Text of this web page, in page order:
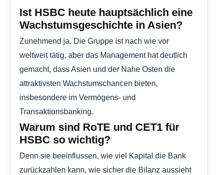
Ist HSBC heute hauptsächlich eine
Wachstumsgeschichte in Asien?
Zunehmend ja. Die Gruppe ist nach wie vor
weltweit tätig, aber das Management hat deutlich
gemacht, dass Asien und der Nahe Osten die
attraktivsten Wachstumschancen bieten,
insbesondere im Vermögens- und
Transaktionsbanking.
Warum sind RoTE und CET1 für
HSBC so wichtig?
Denn sie beeinflussen, wie viel Kapital die Bank
zurückzahlen kann, wie sicher die Bilanz aussieht